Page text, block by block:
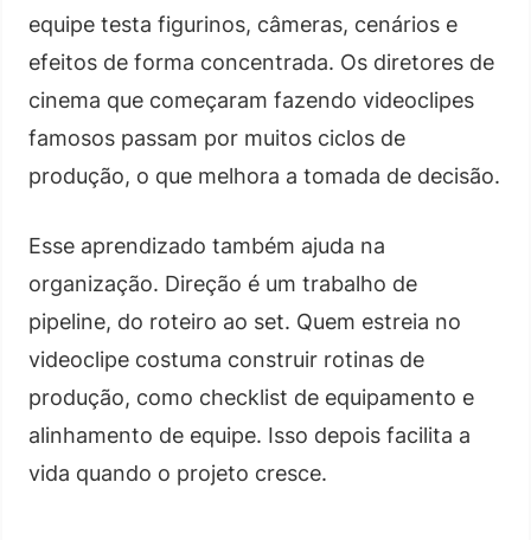
equipe testa figurinos, câmeras, cenários e
efeitos de forma concentrada. Os diretores de
cinema que começaram fazendo videoclipes
famosos passam por muitos ciclos de
produção, o que melhora a tomada de decisão.
Esse aprendizado também ajuda na
organização. Direção é um trabalho de
pipeline, do roteiro ao set. Quem estreia no
videoclipe costuma construir rotinas de
produção, como checklist de equipamento e
alinhamento de equipe. Isso depois facilita a
vida quando o projeto cresce.